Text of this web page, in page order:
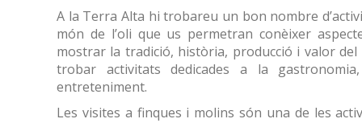
A la Terra Alta hi trobareu un bon nombre
món de l’oli que us permetran conèixer
mostrar la tradició, història, producció i valor
trobar activitats dedicades a la
entreteniment.
Les visites a finques i molins són una de les